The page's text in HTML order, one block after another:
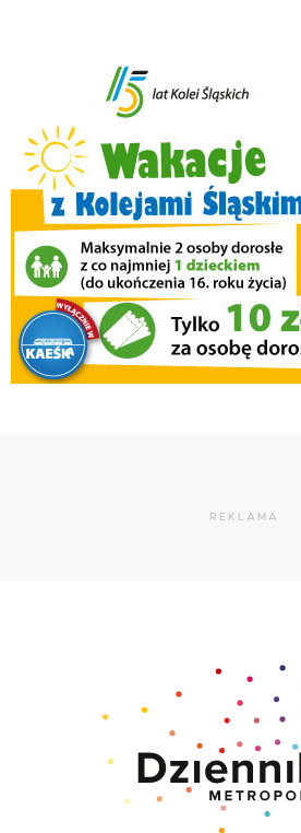
REKLAMA